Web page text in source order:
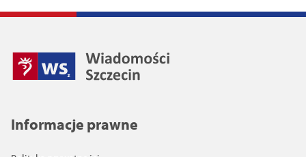
Informacje prawne